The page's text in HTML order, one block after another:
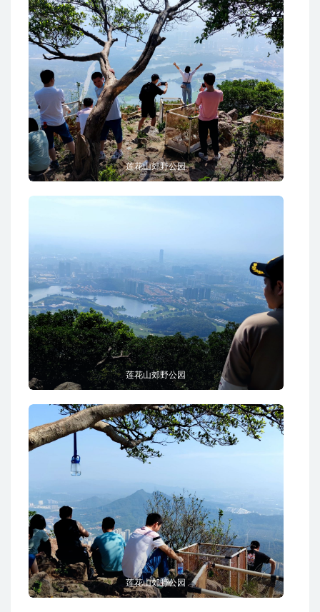
莲花山郊野公园
莲花山郊野公园
莲花山郊野公园